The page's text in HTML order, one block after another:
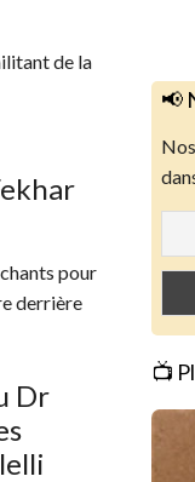
de la
pour
derrière
Dr
📢
📺